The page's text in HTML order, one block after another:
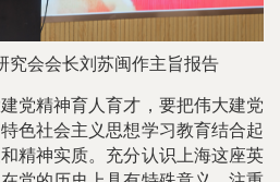
究会会长刘苏闽作主旨报告
精神育人育才，要把伟大建党
色社会主义思想学习教育结合起
精神实质。充分认识上海这座英